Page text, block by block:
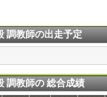
師の出走予定
師の 総合成績